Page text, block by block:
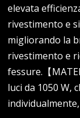
elevata
rivestimento e
migliorando la
rivestimento e
fessure.【
luci da 1050 W,